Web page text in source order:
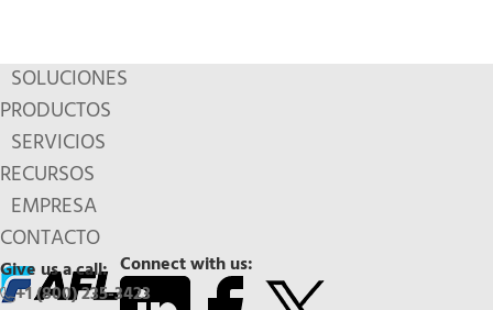
SOLUCIONES
PRODUCTOS
SERVICIOS
RECURSOS
EMPRESA
CONTACTO
Connect with us:
Give us a call:
+1 (800) 235-3423